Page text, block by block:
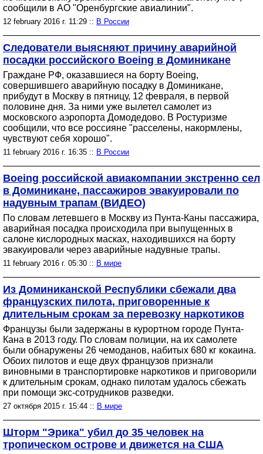
сообщили в АО "Оренбургские авиалинии".
12 february 2016 г. 11:29 :: В России
Следователи выясняют причину аварийной
посадки российского Boeing в Доминикане
Граждане РФ, оказавшиеся на борту Boeing,
совершившего аварийную посадку в Доминикане,
прибудут в Москву в пятницу, 12 февраля, в первой
половине дня. За ними уже вылетел самолет из
московского аэропорта Домодедово. В Ростуризме
сообщили, что все россияне "расселены, накормлены,
чувствуют себя хорошо".
11 february 2016 г. 16:35 :: В России
Boeing российской авиакомпании экстренно сел
в Доминикане, пассажиров эвакуировали по
надувным трапам (ВИДЕО)
По словам летевшего в Москву из Пунта-Каны пассажира,
аварийная посадка происходила при выпущенных в
салоне кислородных масках, находившихся на борту
эвакуировали через аварийные надувные трапы.
11 february 2016 г. 05:30 :: В мире
Из Доминиканской Республики сбежали два
французских пилота, приговоренные к
длительным срокам за перевозку наркотиков
Французы были задержаны в курортном городе Пунта-
Кана в 2013 году. По словам полиции, на их самолете
были обнаружены 26 чемоданов, набитых 680 кг кокаина.
Обоих пилотов и еще двух французов признали
виновными в транспортировке наркотиков и приговорили
к длительным срокам, однако пилотам удалось сбежать
при помощи экс-сотрудников разведки.
27 октября 2015 г. 15:44 :: В мире
Шторм "Эрика" убил до 35 человек на
тропическом острове и движется на США